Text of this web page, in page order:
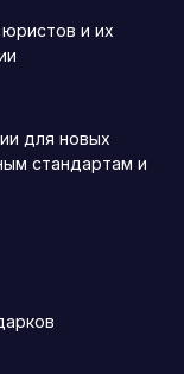
и их
для новых
стандартам и